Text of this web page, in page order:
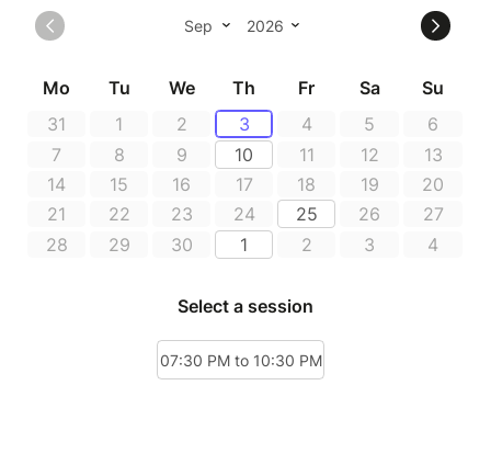
Boujou Comedy Club, c’est le petit rendez-vous qui
rire, boire un verre et passer un bon moment avec